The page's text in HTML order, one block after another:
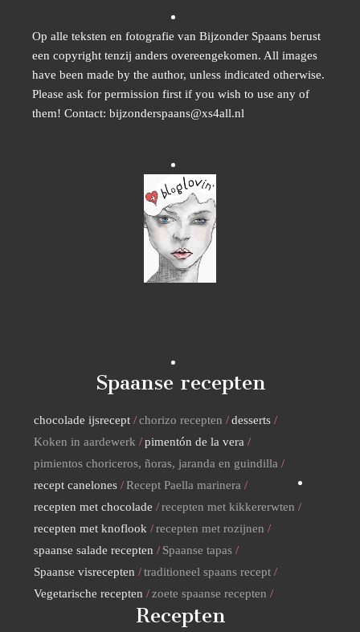
Op alle teksten en fotografie van Bijzonder Spaans berust
een copyright tenzij anders overeengekomen. All images
have been made by the author, unless indicated otherwise.
Please ask for permission first if you wish to use any of
them! Contact: bijzonderspaans@xs4all.nl
Spaanse recepten
chocolade ijsrecept chorizo recepten
desserts
Koken in aardewerk
pimentón de la vera
pimientos choriceros, ñoras, jaranda en guindilla
recept canelones
Recept Paella marinera
recepten met chocolade
recepten met kikkererwten
recepten met knoflook
recepten met rozijnen
spaanse salade recepten
Spaanse tapas
Spaanse visrecepten
traditioneel spaans recept
Vegetarische recepten
zoete spaanse recepten
Recepten